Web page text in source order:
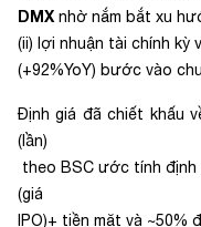
DMX nhờ nắm bắt xu
(ii) lợi nhuận tài chính
(+92%YoY) bước vào
Định giá đã chiết khấu
theo BSC ước tính định
IPO)+ tiền mặt và